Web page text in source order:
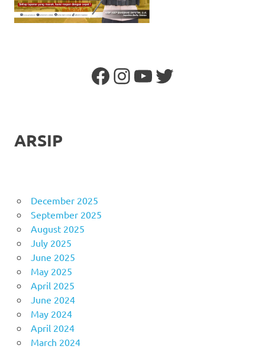
Facebook
Instagram
YouTube
Twitter
ARSIP
December 2025
September 2025
August 2025
July 2025
June 2025
May 2025
April 2025
June 2024
May 2024
April 2024
March 2024